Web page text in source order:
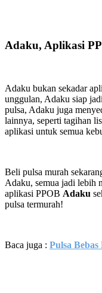
Adaku, Aplikasi
Adaku bukan sekadar
unggulan, Adaku siap
pulsa, Adaku juga
lainnya, seperti tagihan
aplikasi untuk semua
Beli pulsa murah
Adaku, semua jadi lebih
aplikasi PPOB Adaku
pulsa termurah!
Baca juga : Pulsa Bebas